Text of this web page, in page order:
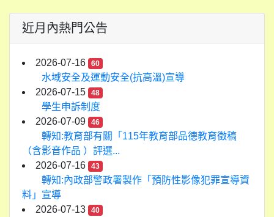
近月內熱門公告
2026-07-16 60
水域安全及運動安全(抗高溫)宣導
2026-07-15
48
學生申訴制度
2026-07-09
46
轉知:教育部有關「115年教育部品德教育徵稿
（含影音作品 ）評選...
2026-07-16
43
轉知:內政部警政署製作「預防性影像犯罪宣導資
料」宣導
2026-07-13
40